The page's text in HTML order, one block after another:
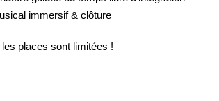
immersif & clôture
places sont limitées !